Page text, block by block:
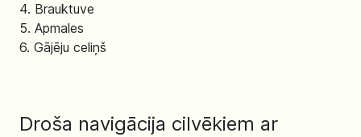
4. Brauktuve
5. Apmales
6. Gājēju celiņš
Droša navigācija cilvēkiem ar